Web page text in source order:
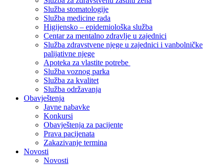
Služba stomatologije
Služba medicine rada
Higijensko – epidemiološka služba
Centar za mentalno zdravlje u zajednici
Služba zdravstvene njege u zajednici i vanbolničke
palijativne njege
Apoteka za vlastite potrebe
Služba voznog parka
Služba za kvalitet
Služba održavanja
Obavještenja
Javne nabavke
Konkursi
Obavještenja za pacijente
Prava pacijenata
Zakazivanje termina
Novosti
Novosti